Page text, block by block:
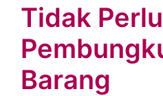
Tidak
Barang